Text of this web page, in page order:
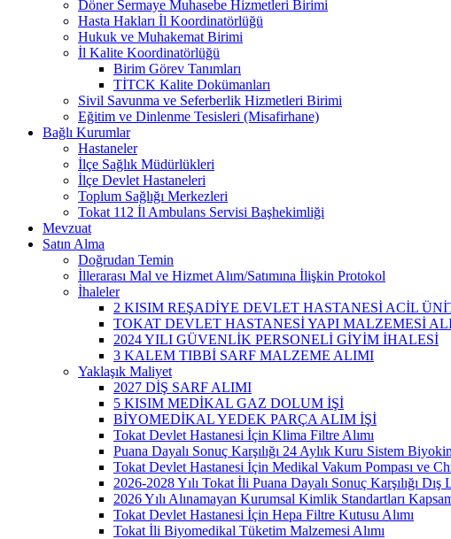
Döner Sermaye Muhasebe Hizmetleri Birimi
Hasta Hakları İl Koordinatörlüğü
Hukuk ve Muhakemat Birimi
İl Kalite Koordinatörlüğü
Birim Görev Tanımları
TİTCK Kalite Dokümanları
Sivil Savunma ve Seferberlik Hizmetleri Birimi
Eğitim ve Dinlenme Tesisleri (Misafirhane)
Bağlı Kurumlar
Hastaneler
İlçe Sağlık Müdürlükleri
İlçe Devlet Hastaneleri
Toplum Sağlığı Merkezleri
Tokat 112 İl Ambulans Servisi Başhekimliği
Mevzuat
Satın Alma
Doğrudan Temin
İllerarası Mal ve Hizmet Alım/Satımına İlişkin Protokol
İhaleler
2 KISIM REŞADİYE DEVLET HASTANESİ ACİL
TOKAT DEVLET HASTANESİ YAPI MALZEMESİ
2024 YILI GÜVENLİK PERSONELİ GİYİM İHALESİ
3 KALEM TIBBİ SARF MALZEME ALIMI
Yaklaşık Maliyet
2027 DİŞ SARF ALIMI
5 KISIM MEDİKAL GAZ DOLUM İŞİ
BİYOMEDİKAL YEDEK PARÇA ALIM İŞİ
Tokat Devlet Hastanesi İçin Klima Filtre Alımı
Puana Dayalı Sonuç Karşılığı 24 Aylık Kuru Sistem
Tokat Devlet Hastanesi İçin Medikal Vakum Pompası ve
2026-2028 Yılı Tokat İli Puana Dayalı Sonuç Karşılığı Dış
2026 Yılı Alınamayan Kurumsal Kimlik Standartları
Tokat Devlet Hastanesi İçin Hepa Filtre Kutusu Alımı
Tokat İli Biyomedikal Tüketim Malzemesi Alımı